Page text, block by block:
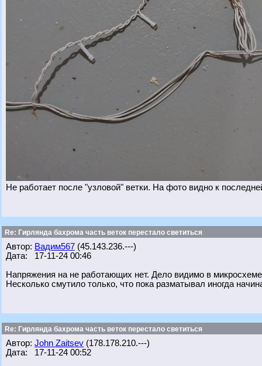
Не работает после "узловой" ветки. На фото видно к
Re: Гирлянда бахрома часть веток перестало светиться
Автор: Вадим567 (45.143.236.---)
Дата: 17-11-24 00:46
Напряжения на не работающих нет. Дело видимо в
Несколько смутило только, что пока разматывал иногда
Re: Гирлянда бахрома часть веток перестало светиться
Автор: John Zaitsev (178.178.210.---)
Дата: 17-11-24 00:52